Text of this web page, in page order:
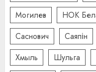
Могилев
НОК
Саснович
Саяпін
Хмыль
Шульга